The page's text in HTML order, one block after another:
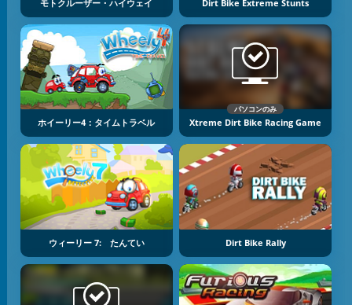
モトクルーザー・ハイウェイ Dirt Bike Extreme Stunts
ホイーリー4：タイムトラベル
パソコンのみ
Xtreme Dirt Bike Racing Game
ウィーリー 7: たんてい Dirt Bike Rally